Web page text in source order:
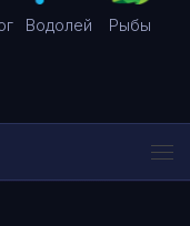
Водолей Рыбы